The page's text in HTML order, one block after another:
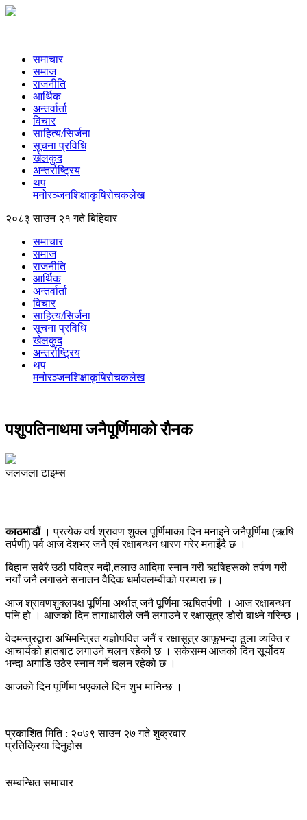
समाचार
समाज
राजनीति
आर्थिक
अन्तर्वार्ता
विचार
साहित्य/सिर्जना
सूचना प्रविधि
खेलकुद
अन्तर्राष्ट्रिय
थप
मनोरञ्‍जनशिक्षाकृषिरोचकलेख
२०८३ साउन २१ गते बिहिवार
समाचार
समाज
राजनीति
आर्थिक
अन्तर्वार्ता
विचार
साहित्य/सिर्जना
सूचना प्रविधि
खेलकुद
अन्तर्राष्ट्रिय
थप
मनोरञ्‍जनशिक्षाकृषिरोचकलेख
पशुपतिनाथमा जनैपूर्णिमाको रौनक
जलजला टाइम्स
काठमाडौं । प्रत्येक वर्ष श्रावण शुक्ल पूर्णिमाका दिन मनाइने जनैपूर्णिमा (ऋषि
तर्पणी) पर्व आज देशभर जनै एवं रक्षाबन्धन धारण गरेर मनाइँदै छ ।
बिहान सबेरै उठी पवित्र नदी,तलाउ आदिमा स्नान गरी ऋषिहरूको तर्पण गरी
नयाँ जनै लगाउने सनातन वैदिक धर्मावलम्बीको परम्परा छ।
आज श्रावणशुक्लपक्ष पूर्णिमा अर्थात् जनै पूर्णिमा ऋषितर्पणी । आज रक्षाबन्धन
पनि हो । आजको दिन तागाधारीले जनै लगाउने र रक्षासूत्र डोरो बाध्ने गरिन्छ ।
वेदमन्त्रद्वारा अभिमन्त्रित यज्ञोपवित जनैं र रक्षासूत्र आफूभन्दा ठूला व्यक्ति र
आचार्यको हातबाट लगाउने चलन रहेको छ । सकेसम्म आजको दिन सूर्योदय
भन्दा अगाडि उठेर स्नान गर्ने चलन रहेको छ ।
आजको दिन पूर्णिमा भएकाले दिन शुभ मानिन्छ ।
प्रकाशित मिति : २०७९ साउन २७ गते शुक्रवार
प्रतिक्रिया दिनुहोस
सम्बन्धित समाचार